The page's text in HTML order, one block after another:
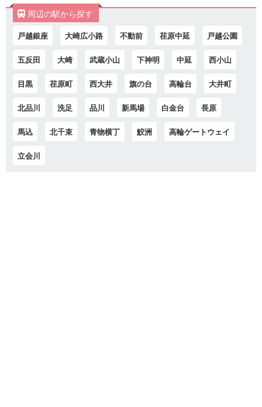
周辺の駅から探す
戸越銀座 大崎広小路 不動前 荏原中延 戸越公園
五反田 大崎 武蔵小山 下神明 中延 西小山
目黒 荏原町 西大井 旗の台 高輪台 大井町
北品川 洗足 品川 新馬場 白金台 長原
馬込 北千束 青物横丁 鮫洲 高輪ゲートウェイ
立会川